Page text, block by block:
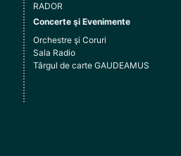
RADOR
Concerte şi Evenimente
Orchestre şi Coruri
Sala Radio
Târgul de carte GAUDEAMUS